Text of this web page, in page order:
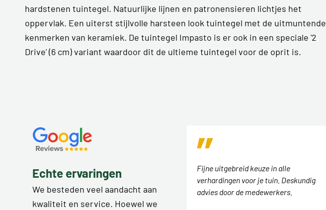
hardstenen tuintegel. Natuurlijke lijnen en patronensieren lichtjes het
oppervlak. Een uiterst stijlvolle harsteen look tuintegel met de uitmuntende
kenmerken van keramiek. De tuintegel Impasto is er ook in een speciale '2
Drive' (6 cm) variant waardoor dit de ultieme tuintegel voor de oprit is.
Echte ervaringen
We besteden veel aandacht aan
kwaliteit en service. Hoewel we
Fijne uitgebreid keuze in alle
verhardingen voor je tuin. Deskundig
advies door de medewerkers.